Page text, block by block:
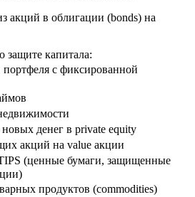
акций в облигации (bonds) на
защите капитала:
с фиксированной
денег в private equity
акций на value акции
(ценные бумаги, защищенные
продуктов (commodities)